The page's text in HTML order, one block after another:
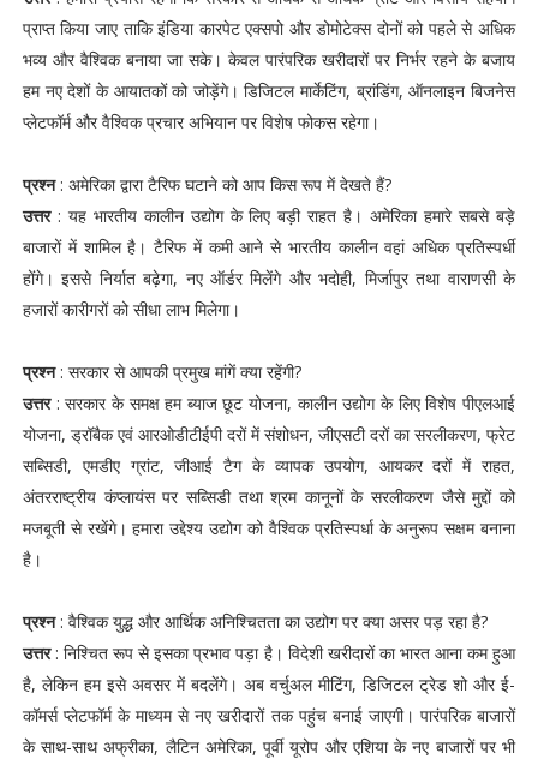
प्राप्त किया जाए ताकि इंडिया कारपेट एक्सपो और डोमोटेक्स दोनों को पहले से अधिक
भव्य और वैश्विक बनाया जा सके। केवल पारंपरिक खरीदारों पर निर्भर रहने के बजाय
हम नए देशों के आयातकों को जोड़ेंगे। डिजिटल मार्केटिंग, ब्रांडिंग, ऑनलाइन बिजनेस
प्लेटफॉर्म और वैश्विक प्रचार अभियान पर विशेष फोकस रहेगा।
प्रश्न: अमेरिका द्वारा टैरिफ घटाने को आप किस रूप में देखते हैं?
उत्तर: यह भारतीय कालीन उद्योग के लिए बड़ी राहत है। अमेरिका हमारे सबसे बड़े
बाजारों में शामिल है। टैरिफ में कमी आने से भारतीय कालीन वहां अधिक प्रतिस्पर्धी
होंगे। इससे निर्यात बढ़ेगा, नए ऑर्डर मिलेंगे और भदोही, मिर्जापुर तथा वाराणसी के
हजारों कारीगरों को सीधा लाभ मिलेगा।
प्रश्न: सरकार से आपकी प्रमुख मांगें क्या रहेंगी?
उत्तर: सरकार के समक्ष हम ब्याज छूट योजना, कालीन उद्योग के लिए विशेष पीएलआई
योजना, ड्रॉबैक एवं आरओडीटीईपी दरों में संशोधन, जीएसटी दरों का सरलीकरण, फ्रेट
सब्सिडी, एमडीए ग्रांट, जीआई टैग के व्यापक उपयोग, आयकर दरों में राहत,
अंतरराष्ट्रीय कंप्लायंस पर सब्सिडी तथा श्रम कानूनों के सरलीकरण जैसे मुद्दों को
मजबूती से रखेंगे। हमारा उद्देश्य उद्योग को वैश्विक प्रतिस्पर्धा के अनुरूप सक्षम बनाना
है।
प्रश्न: वैश्विक युद्ध और आर्थिक अनिश्चितता का उद्योग पर क्या असर पड़ रहा है?
उत्तर: निश्चित रूप से इसका प्रभाव पड़ा है। विदेशी खरीदारों का भारत आना कम हुआ
है, लेकिन हम इसे अवसर में बदलेंगे। अब वर्चुअल मीटिंग, डिजिटल ट्रेड शो और ई-
कॉमर्स प्लेटफॉर्म के माध्यम से नए खरीदारों तक पहुंच बनाई जाएगी। पारंपरिक बाजारों
के साथ-साथ अफ्रीका, लैटिन अमेरिका, पूर्वी यूरोप और एशिया के नए बाजारों पर भी